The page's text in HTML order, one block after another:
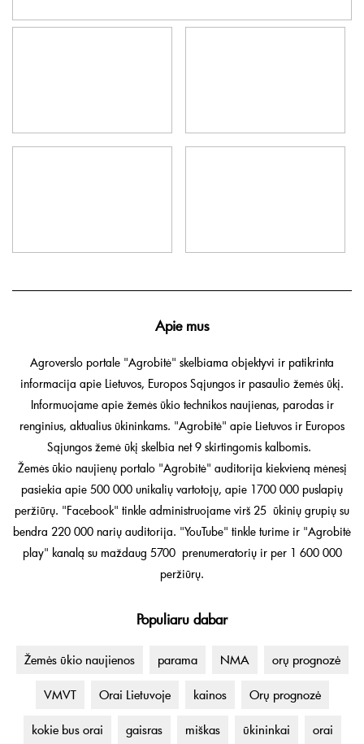
Apie mus
Agroverslo portale "Agrobitė" skelbiama objektyvi ir patikrinta
informacija apie Lietuvos, Europos Sąjungos ir pasaulio žemės ūkį.
Informuojame apie žemės ūkio technikos naujienas, parodas ir
renginius, aktualius ūkininkams. "Agrobitė" apie Lietuvos ir Europos
Sąjungos žemė ūkį skelbia net 9 skirtingomis kalbomis.
Žemės ūkio naujienų portalo "Agrobitė" auditorija kiekvieną mėnesį
pasiekia apie 500 000 unikalių vartotojų, apie 1700 000 puslapių
peržiūrų. "Facebook" tinkle administruojame virš 25 ūkinių grupių su
bendra 220 000 narių auditorija. "YouTube" tinkle turime ir "Agrobitė
play" kanalą su maždaug 5700 prenumeratorių ir per 1 600 000
peržiūrų.
Populiaru dabar
Žemės ūkio naujienos parama NMA orų prognozė
VMVT Orai Lietuvoje kainos Orų prognozė
kokie bus orai gaisras miškas ūkininkai orai